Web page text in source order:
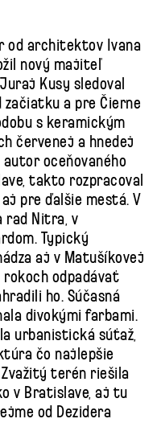
od architektov Ivana
nový majiteľ
Kusy sledoval
začiatku a pre Čierne
s keramickým
červenej a hnedej
oceňovaného
takto rozpracoval
pre ďalšie mestá. V
rad Nitra, v
Typický
aj v Matušíkovej
odpadávať
ho. Súčasná
divokými farbami.
urbanistická súťaž,
čo najlepšie
terén riešila
v Bratislave, aj tu
od Dezidera